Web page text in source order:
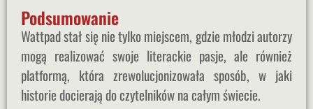
Podsumowanie
Wattpad stał się nie tylko miejscem, gdzie młodzi autorzy
mogą realizować swoje literackie pasje, ale również
platformą, która zrewolucjonizowała sposób, w jaki
historie docierają do czytelników na całym świecie.